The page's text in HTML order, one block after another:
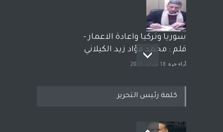
سوريا وتركيا واعادة الاعمار -
قلم : محمد فؤاد زيد الكيلاني
آراء حرة 18 فبراير، 2023
بعد معارك قضائية طاحنة كتب
كلمة رئيس التحرير